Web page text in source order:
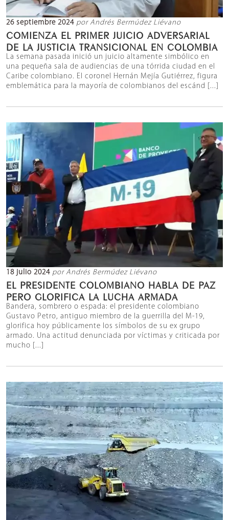
26 septiembre 2024 por Andrés Bermúdez Liévano
COMIENZA EL PRIMER JUICIO ADVERSARIAL
DE LA JUSTICIA TRANSICIONAL EN COLOMBIA
La semana pasada inició un juicio altamente simbólico en
una pequeña sala de audiencias de una tórrida ciudad en el
Caribe colombiano. El coronel Hernán Mejía Gutiérrez, figura
emblemática para la mayoría de colombianos del escánd [...]
18 julio 2024 por Andrés Bermúdez Liévano
EL PRESIDENTE COLOMBIANO HABLA DE PAZ
PERO GLORIFICA LA LUCHA ARMADA
Bandera, sombrero o espada: el presidente colombiano
Gustavo Petro, antiguo miembro de la guerrilla del M-19,
glorifica hoy públicamente los símbolos de su ex grupo
armado. Una actitud denunciada por víctimas y criticada por
mucho [...]